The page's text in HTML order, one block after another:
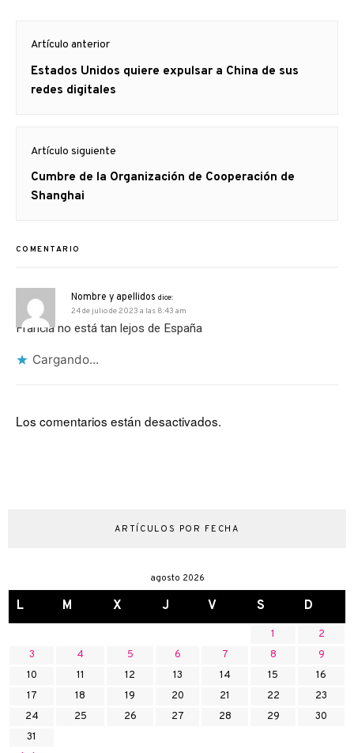
de
entradas
Artículo anterior
Artículo
anterior
Estados Unidos quiere expulsar a China de sus
redes digitales
Artículo siguiente
Artículo
siguiente:
Cumbre de la Organización de Cooperación de
Shanghai
COMENTARIO
Nombre y apellidos dice:
24 de julio de 2023 a las 8:43 am
Francia no está tan lejos de España
Cargando...
Los comentarios están desactivados.
ARTÍCULOS POR FECHA
agosto 2026
L M X J V S D
1
2
3
4 5 6 7 8
9
10
11 12 13 14 15
16
17
18 19 20 21 22
23
24
25 26 27 28 29
30
31